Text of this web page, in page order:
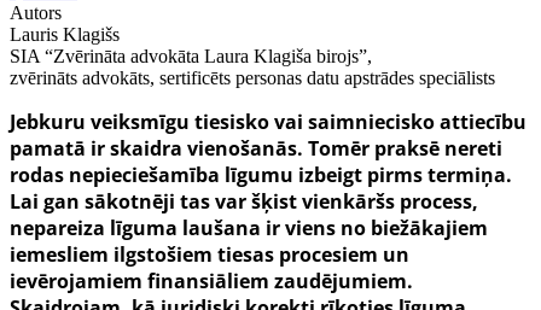
Autors
Lauris Klagišs
SIA “Zvērināta advokāta Laura Klagiša birojs”,
zvērināts advokāts, sertificēts personas datu apstrādes speciālists
Jebkuru veiksmīgu tiesisko vai saimniecisko attiecību
pamatā ir skaidra vienošanās. Tomēr praksē nereti
rodas nepieciešamība līgumu izbeigt pirms termiņa.
Lai gan sākotnēji tas var šķist vienkāršs process,
nepareiza līguma laušana ir viens no biežākajiem
iemesliem ilgstošiem tiesas procesiem un
ievērojamiem finansiāliem zaudējumiem.